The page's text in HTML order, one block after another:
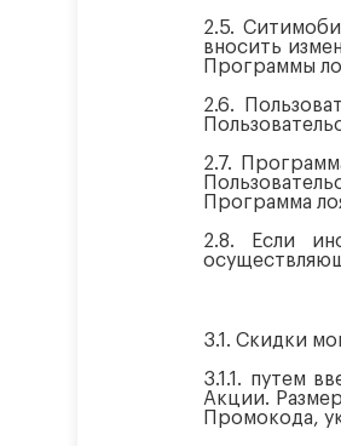
2.5.
вносить
Программы
2.6.
2.7.
Программа
2.8. Если
3.1. Скидки
3.1.1. путем
Акции.
Промокода,